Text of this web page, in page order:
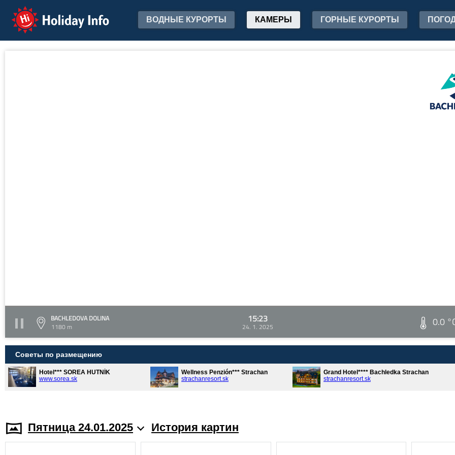
Holiday Info ВОДНЫЕ КУРОРТЫ КАМЕРЫ ГОРНЫЕ КУРОРТЫ
BACHLEDOVA DOLINA
1180 m
15:23
24. 1. 2025 0.0
Советы по размещению
Hotel*** SOREA HUTNÍK
www.sorea.sk
Wellness Penzión*** Strachan
strachanresort.sk
Grand Hotel**** Bachledka Strachan
strachanresort.sk
Пятница 24.01.2025 История картин